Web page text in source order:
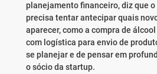
planejamento financeiro, diz que
precisa tentar antecipar quais
aparecer, como a compra de
com logística para envio de
se planejar e de pensar em
o sócio da startup.